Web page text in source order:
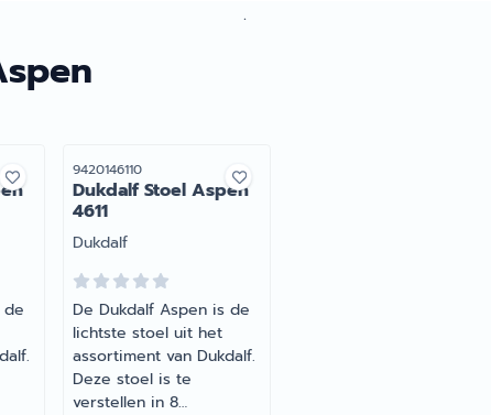
.
de
Artikelnummer
9420146110
Dukdalf Stoel Aspen
4611
Merk:
Dukdalf
De Dukdalf Aspen is de
lichtste stoel uit het
assortiment van Dukdalf.
Deze stoel is te
verstellen in 8